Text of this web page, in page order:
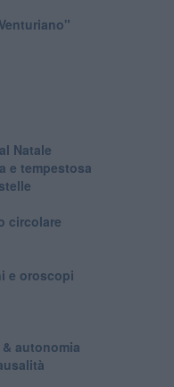
Natale
e tempestosa
circolare
e oroscopi
& autonomia